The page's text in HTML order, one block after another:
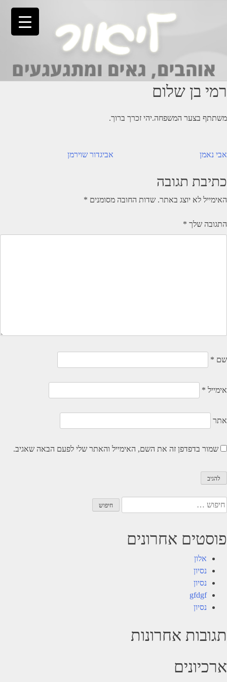
רמי בן שלום
משתתף בצער המשפחה.יהי זכרך ברוך.
ניווט אביגדור שוירמן אבי נאמן
כתיבת תגובה
האימייל לא יוצג באתר. שדות החובה מסומנים *
התגובה שלך *
שם *
אימייל *
אתר
שמור בדפדפן זה את השם, האימייל והאתר שלי לפעם הבאה שאגיב.
חיפוש:
פוסטים אחרונים
אלון
נסיון
נסיון
gfdgf
נסיון
תגובות אחרונות
ארכיונים